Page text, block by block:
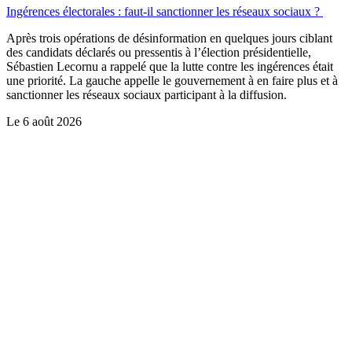
Ingérences électorales : faut-il sanctionner les réseaux sociaux ?
Après trois opérations de désinformation en quelques jours ciblant
des candidats déclarés ou pressentis à l’élection présidentielle,
Sébastien Lecornu a rappelé que la lutte contre les ingérences était
une priorité. La gauche appelle le gouvernement à en faire plus et à
sanctionner les réseaux sociaux participant à la diffusion.
Le 6 août 2026